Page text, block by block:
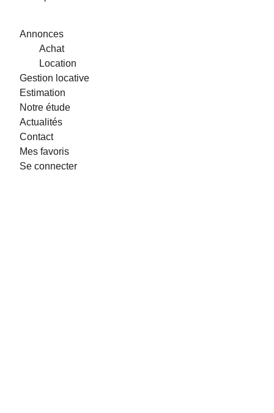
Annonces
Achat
Location
Gestion locative
Estimation
Notre étude
Actualités
Contact
Mes favoris
Se connecter